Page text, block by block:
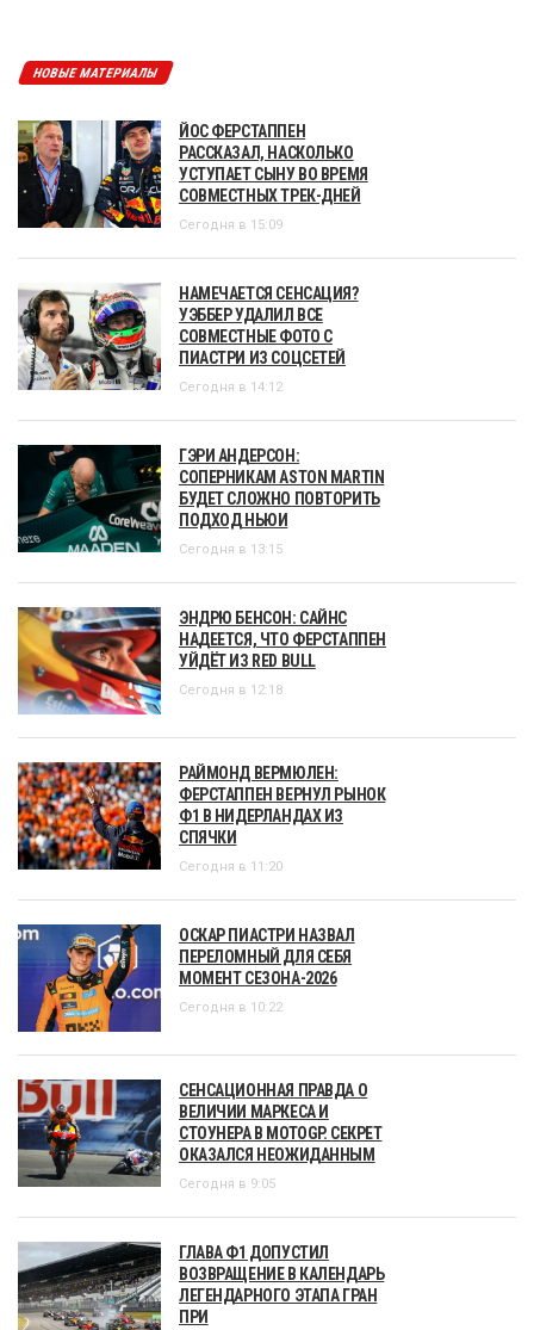
НОВЫЕ МАТЕРИАЛЫ
ЙОС ФЕРСТАППЕН
РАССКАЗАЛ, НАСКОЛЬКО
УСТУПАЕТ СЫНУ ВО ВРЕМЯ
СОВМЕСТНЫХ ТРЕК-ДНЕЙ
Сегодня в 15:09
НАМЕЧАЕТСЯ СЕНСАЦИЯ?
УЭББЕР УДАЛИЛ ВСЕ
СОВМЕСТНЫЕ ФОТО С
ПИАСТРИ ИЗ СОЦСЕТЕЙ
Сегодня в 14:12
ГЭРИ АНДЕРСОН:
СОПЕРНИКАМ ASTON MARTIN
БУДЕТ СЛОЖНО ПОВТОРИТЬ
ПОДХОД НЬЮИ
Сегодня в 13:15
ЭНДРЮ БЕНСОН: САЙНС
НАДЕЕТСЯ, ЧТО ФЕРСТАППЕН
УЙДЁТ ИЗ RED BULL
Сегодня в 12:18
РАЙМОНД ВЕРМЮЛЕН:
ФЕРСТАППЕН ВЕРНУЛ РЫНОК
Ф1 В НИДЕРЛАНДАХ ИЗ
СПЯЧКИ
Сегодня в 11:20
ОСКАР ПИАСТРИ НАЗВАЛ
ПЕРЕЛОМНЫЙ ДЛЯ СЕБЯ
МОМЕНТ СЕЗОНА-2026
Сегодня в 10:22
СЕНСАЦИОННАЯ ПРАВДА О
ВЕЛИЧИИ МАРКЕСА И
СТОУНЕРА В MOTOGP. СЕКРЕТ
ОКАЗАЛСЯ НЕОЖИДАННЫМ
Сегодня в 9:05
ГЛАВА Ф1 ДОПУСТИЛ
ВОЗВРАЩЕНИЕ В КАЛЕНДАРЬ
ЛЕГЕНДАРНОГО ЭТАПА ГРАН
ПРИ